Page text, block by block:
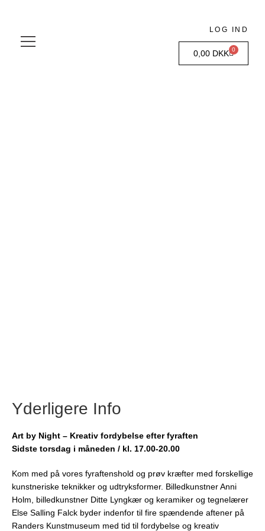
LOG IND
0,00 DKK 0
Yderligere Info
Art by Night – Kreativ fordybelse efter fyraften
Sidste torsdag i måneden / kl. 17.00-20.00
Kom med på vores fyraftenshold og prøv kræfter med forskellige
kunstneriske teknikker og udtryksformer. Billedkunstner Anni
Holm, billedkunstner Ditte Lyngkær og keramiker og tegnelærer
Else Salling Falck byder indenfor til fire spændende aftener på
Randers Kunstmuseum med tid til fordybelse og kreativ